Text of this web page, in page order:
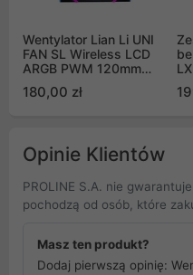
Wentylator Lian Li UNI
FAN SL Wireless LCD
ARGB PWM 120mm
Black (12SLLCD1W1B)
180,00 zł
Opinie Klientów
PROLINE S.A. nie
pochodzą od osób, które
Masz ten produkt?
Dodaj pierwszą opinię: